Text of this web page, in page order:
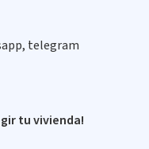
telegram
tu vivienda!